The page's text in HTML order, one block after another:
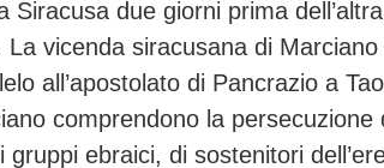
due giorni prima
La vicenda siracusana di
all’apostolato di Pancrazio a
comprendono la
gruppi ebraici, di sostenitori